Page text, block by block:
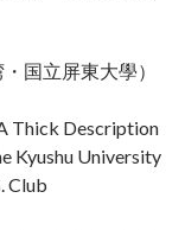
立屏東大學）
Thick Description
Kyushu University
Club